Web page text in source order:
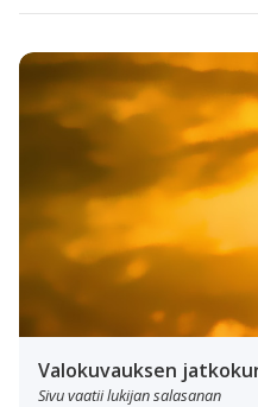
Valokuvauksen
Sivu vaatii lukijan salasanan